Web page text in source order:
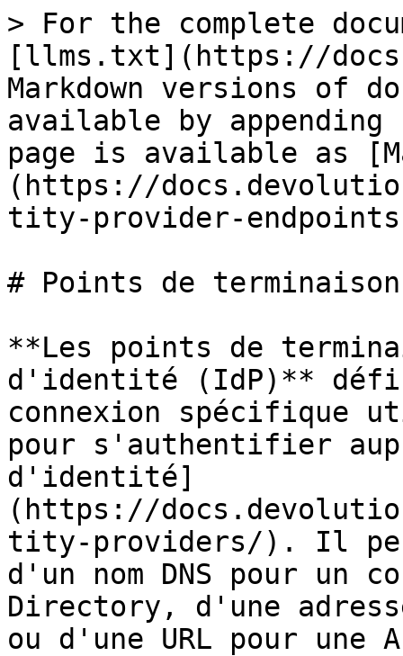
> For the complete
[llms.txt](https://
Markdown versions of
available by
page is available as
(https://
tity-provider-
# Points de
**Les points de
d'identité (IdP)**
connexion spécifique
pour s'authentifier
d'identité]
(https://
tity-providers/). Il
d'un nom DNS pour un
Directory, d'une
ou d'une URL pour une